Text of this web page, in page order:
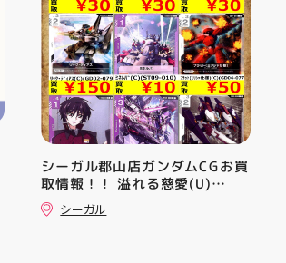
「お祭りBBQビアガーデン」
で、夏の思い出を作りません
か？ 皆さまのご来店をスタッフ
一同、心よりお待ちしておりま
す お祭りBBQビアガーデン ア
ティ郡山屋台村
━━━━━━━━━━━━━━
━ ご予約・詳細はプロフィール
━━━━━━━━━━━━━━
━ #アティ郡山 #郡山 #郡山グ
ルメ #郡山BBQ #ビアガーデン
#お祭りBBQ #屋台グルメ #手
シーガル郡山店ガンダムCGお買
取情報！！ 溢れる慈愛(U)
(GD01-118) ￥30 覚悟の表れ
(U)(GD01-100) ￥30 ﾌﾗｯﾄ(ﾐﾘ
シーガル